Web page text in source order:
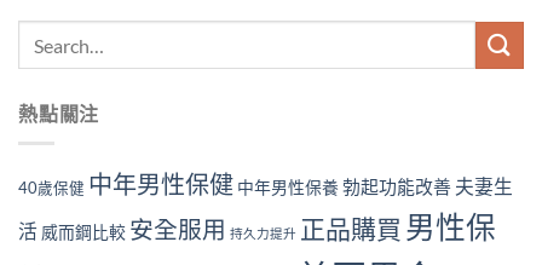
熱點關注
40歲保健 中年男性保健 中年男性保養 勃起功能改善 夫妻生
活 威而鋼比較 安全服用 持久力提升 正品購買 男性保